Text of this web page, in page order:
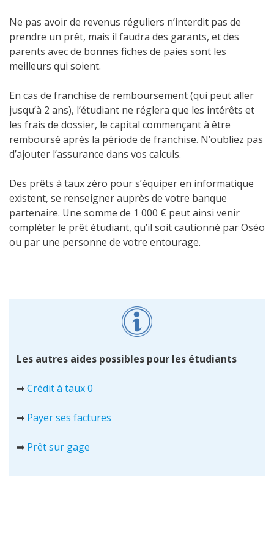
Ne pas avoir de revenus réguliers n’interdit pas de
prendre un prêt, mais il faudra des garants, et des
parents avec de bonnes fiches de paies sont les
meilleurs qui soient.
En cas de franchise de remboursement (qui peut aller
jusqu’à 2 ans), l’étudiant ne réglera que les intérêts et
les frais de dossier, le capital commençant à être
remboursé après la période de franchise. N’oubliez pas
d’ajouter l’assurance dans vos calculs.
Des prêts à taux zéro pour s’équiper en informatique
existent, se renseigner auprès de votre banque
partenaire. Une somme de 1 000 € peut ainsi venir
compléter le prêt étudiant, qu’il soit cautionné par Oséo
ou par une personne de votre entourage.
Les autres aides possibles pour les étudiants
➡Crédit à taux 0
➡ Payer ses factures
➡ Prêt sur gage